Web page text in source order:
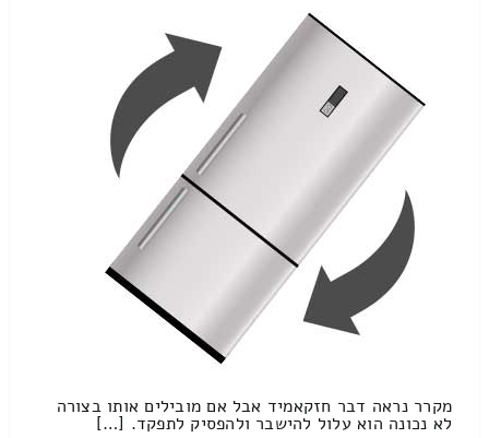
מקרר נראה דבר חזקאמיד אבל אם מובילים אותו בצורה
לא נכונה הוא עלול להישבר ולהפסיק לתפקד. […]